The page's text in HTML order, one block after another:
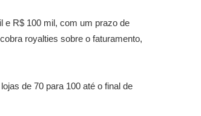
e R$ 100 mil, com um prazo de
royalties sobre o faturamento,
de 70 para 100 até o final de